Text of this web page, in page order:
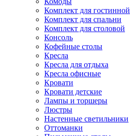
Комплект для гостинной
Комплект для спальни
Комплект для столовой
Консоль
Кофейные столы
Кресла
Кресла для отдыха
Кресла офисные
Кровати
Кровати детские
Лампы и торшеры
Люстры
Настенные светильники
Оттоманки